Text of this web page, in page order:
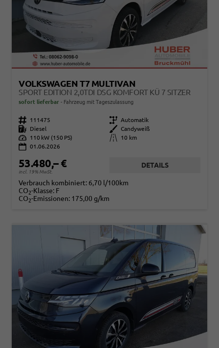
VOLKSWAGEN T7 MULTIVAN
SPORT EDITION 2,0TDI DSG KOMFORT KÜ 7 SITZER
sofort lieferbar Fahrzeug mit Tageszulassung
Fahrzeugnr. 111475 Getriebe Automatik
Kraftstoff
Diesel Außenfarbe
Candyweiß
Leistung
110 kW (150 PS) Kilometerstand
10 km
01.06.2026
53.480,– €
incl. 19% MwSt.
DETAILS
Verbrauch kombiniert: 6,70 l/100km
CO2-Klasse: F
CO2-Emissionen: 175,00 g/km